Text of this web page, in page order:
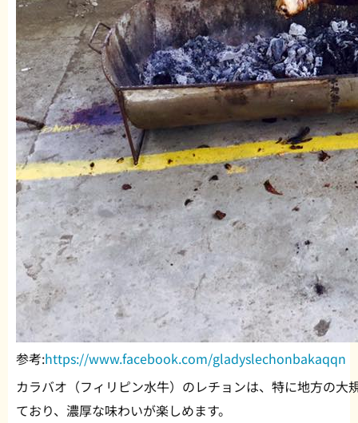
参考:https://www.facebook.com/gladyslechonbakaqqn
カラバオ（フィリピン水牛）のレチョンは、特に地方の大
ており、濃厚な味わいが楽しめます。